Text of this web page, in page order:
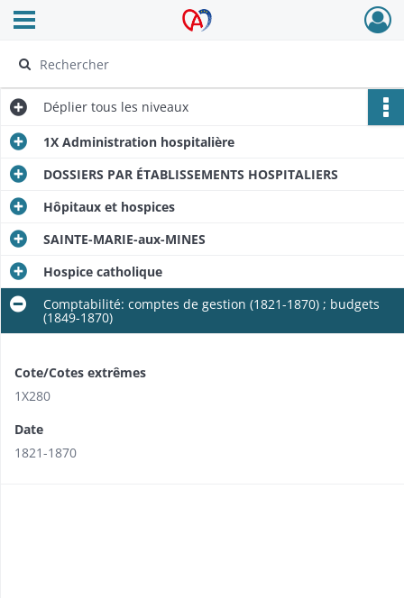
Archives Alsace - Colmar
Ouvrir le menu déroulant
Déplier tous les niveaux
1X Administration hospitalière
DOSSIERS PAR ÉTABLISSEMENTS HOSPITALIERS
Hôpitaux et hospices
SAINTE-MARIE-aux-MINES
Hospice catholique
Comptabilité: comptes de gestion (1821-1870) ; budgets
(1849-1870)
Cote/Cotes extrêmes
1X280
Date
1821-1870